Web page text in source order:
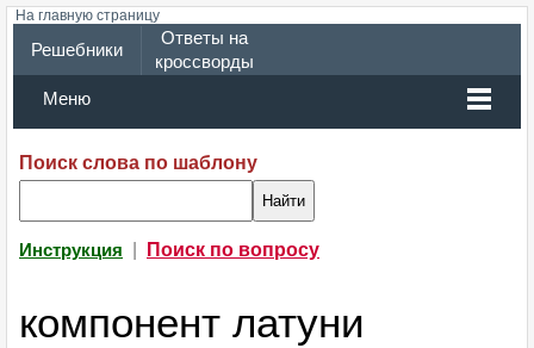
На главную страницу
Решебники
Ответы на
кроссворды
Меню
Поиск слова по шаблону
Инструкция Поиск по вопросу
компонент латуни